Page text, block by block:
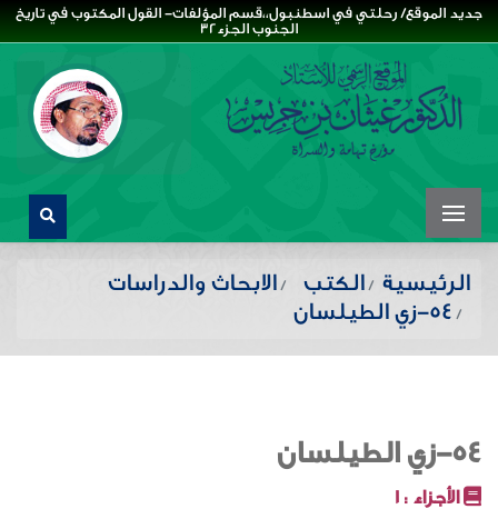
جديد الموقع/ رحلتي في اسطنبول،،قسم المؤلفات- القول المكتوب في تاريخ
الجنوب الجزء32
الرئيسية الكتب
الابحاث والدراسات
54-زي الطيلسان
54-زي الطيلسان
الأجزاء : 1